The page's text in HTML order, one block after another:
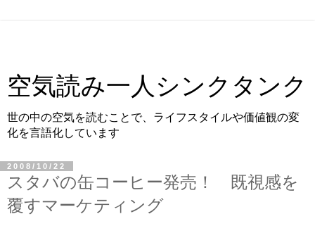
空気読み一人シンクタンク
世の中の空気を読むことで、ライフスタイルや価値観の変
化を言語化しています
2008/10/22
スタバの缶コーヒー発売！ 既視感を
覆すマーケティング